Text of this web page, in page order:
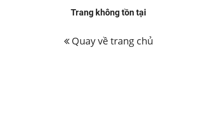
Trang không tồn tại
Quay về trang chủ